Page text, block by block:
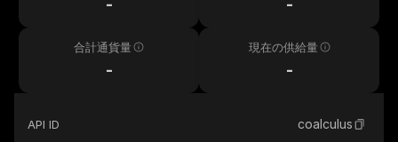
合計通貨量
-
現在の供給量
-
API ID coalculus